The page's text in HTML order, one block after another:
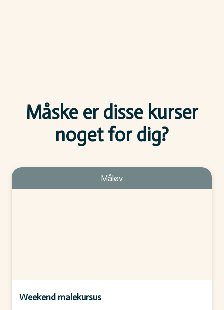
Måske er disse kurser
noget for dig?
Måløv
Weekend malekursus